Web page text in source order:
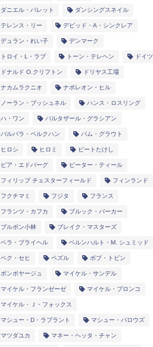
ダニエル・バレット ダンシングスネイル
テレンス・リー デビッド・A・シンクレア
デュラン・れい子 デンマーク
トロイ・L・ラブ トーン・テレヘン ドイツ
ドナルド O.クリフトン ドリヤス工場
ナカムラクニオ ナポレオン・ヒル
ノーラン・ブッシュネル ハンス・ロスリング
ハ・ワン バルタザール・グラシアン
バルバラ・ベルクハン パム・グラウト
ヒロシ ヒロミ ビートたけし
ピア・エドバーグ ピーター・ティール
フィリップ チェスターフィールド フィンランド
フクチマミ フジタ フランス
フランツ・カフカ ブルック・バーカー
ブルボン小林 ブレイク・マスターズ
ベラ・ブライヘル ベルンハルト・M. シュミッド
ペク・セヒ ペズル ボブ・トビン
ボンボヤージュ マイケル・サンデル
マイケル・フランゼーゼ マイケル・プロンコ
マイケル・Ｊ・フォックス
マシュー・D・ラプラント マシュー・バロウズ
マツダユカ マネー・ヘッタ・チャン